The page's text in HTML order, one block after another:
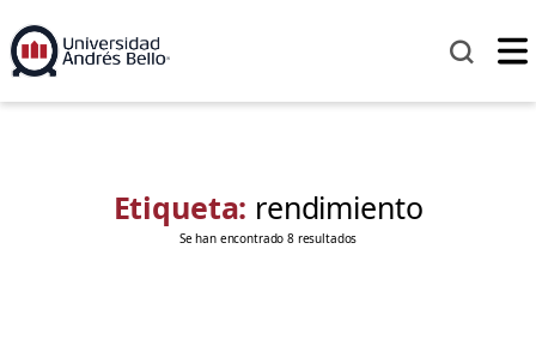
Etiqueta: rendimiento
Se han encontrado 8 resultados